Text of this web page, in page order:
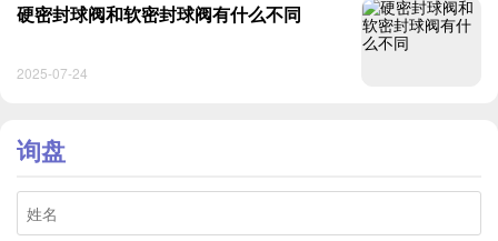
硬密封球阀和软密封球阀有什么不同
2025-07-24
询盘